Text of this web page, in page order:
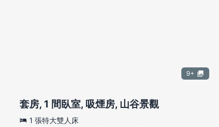
9+
套房, 1 間臥室, 吸煙房, 山谷景觀
1 張特大雙人床